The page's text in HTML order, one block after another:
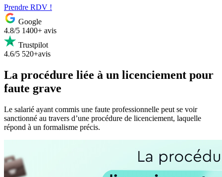
Prendre RDV !
Google
4.8/5 1400+ avis
Trustpilot
4.6/5 520+avis
La procédure liée à un licenciement pour
faute grave
Le salarié ayant commis une faute professionnelle peut se voir
sanctionné au travers d’une procédure de licenciement, laquelle
répond à un formalisme précis.